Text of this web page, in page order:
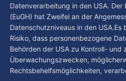
Datenverarbeitung in den USA. Der
(EuGH) hat Zweifel an der
Datenschutzniveaus in den
Risiko, dass personenbezogene
Behörden der USA zu Kontroll- und
Überwachungszwecken,
Rechtsbehelfsmöglichkeiten,